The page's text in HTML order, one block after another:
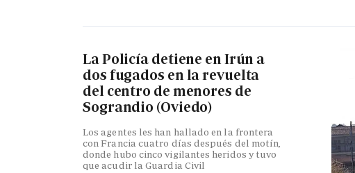
La Policía detiene en Irún a
dos fugados en la revuelta
del centro de menores de
Sograndio (Oviedo)
Los agentes les han hallado en la frontera
con Francia cuatro días después del motín,
donde hubo cinco vigilantes heridos y tuvo
que acudir la Guardia Civil